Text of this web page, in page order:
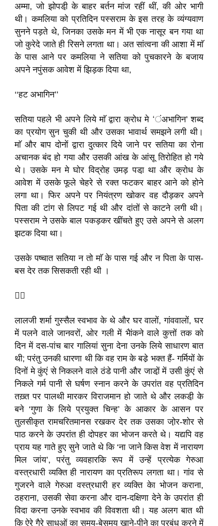
अम्मा, जो झोपडी़ के बाहर बर्तन मांज रहीं थीं, की ओर भागी
थी। कमलिया को प्रतिदिन पस्सराम के इस तरह के व्यंग्यवाण
सुनने पड़ते थे, जिनका उसके मन में भी एक नासूर बन गया था
जो कुरेदे जाते ही रिसने लगता था। अत सांत्वना की आशा में माॅ
के पास आने पर कमलिया ने सतिया को पुचकारने के बजाय
अपने नपुंसक आवेश में झिड़क दिया था,
‘‘हट अभागिन’’
सतिया पहले भी अपने लिये माॅ द्वारा क्रोध मे ‘ंअभागिन’ शब्द
का प्रयोग सुन चुकी थी और उसका भावार्थ समझने लगी थी।
माॅ और बाप दोनों द्वारा दुत्कार दिये जाने पर सतिया का रोना
अचानक बंद हो गया और उसकी आंख के आंसू तिरोहित हो गये
थे। उसके मन मे घोर विद्रोह उमड़ पडा़ था और क्रोध के
आवेश में उसके फूले चेहरे से रक्त फटकर बाहर आने को होने
लगा था। फिर अपने पर नियंत्रण खोकर वह दौड़कर अपने
पिता की टांग से लिपट गई थी और दांतों से काटने लगी थी।
पस्सराम ने उसके बाल पकड़कर खींचते हुए उसे अपने से अलग
झटक दिया था।
उसके पष्चात सतिया न तो माॅ के पास गई और न पिता के पास-
बस देर तक सिसकती रही थी ।

लालजी शर्मा गुस्सैल स्वभाव के थे और घर वालों, गांववालों, घर
में पलने वाले जानवरों, ओर गली में भैांकने वाले कुत्तों तक को
दिन में दस-पांच बार गालियां सुना देना उनके लिये साधारण बात
थी; परंतु उनकी धारणा थी कि वह राम के बडे़ भक्त हैं- गर्मियों के
दिनों मे कुंएं से निकलने वाले ठंडे पानी और जाडा़ें में उसी कुंएं से
निकले गर्म पानी से घर्षण स्नान करने के उपरांत वह प्रतिदिन
तख़्त पर पालथी मारकर विराजमान हो जाते थे और लकडी़ के
बने ‘गुणा के लिये प्रयुक्त चिन्ह’ के आकार के आसन पर
तुलसीकृत रामचरितमानस रखकर देर तक उसका जो़र-शोर से
पाठ करने के उपरांत ही दोपहर का भोजन करते थे। यद्यपि वह
प्राय यह गाते हुए सुने जाते थे कि ‘ना जाने किस वेश में नारायण
मिल जांय’, परंतु व्यवहारकि रूप में उन्हें प्रत्येक गेरुआ
वस्त्रधारी व्यक्ति ही नारायण का प्रतिरूप लगता था। गांव से
गुजरने वाले गेरुआ वस्त्रधारी हर व्यक्ति केा भोजन कराना,
ठहराना, उसकी सेवा करना और दान-दक्षिणा देने के उपरांत ही
विदा करना उनके स्वभाव की विवशता थी। यह अलग बात थी
कि ऐरे गैरे साधुओं का समय-बेसमय खाने-पीने का प्रबंध करने में